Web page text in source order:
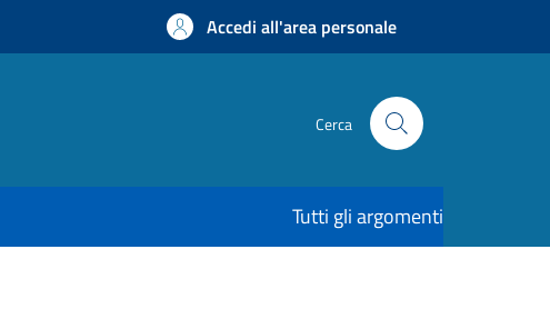
Accedi all'area personale
Cerca
Tutti gli argomenti